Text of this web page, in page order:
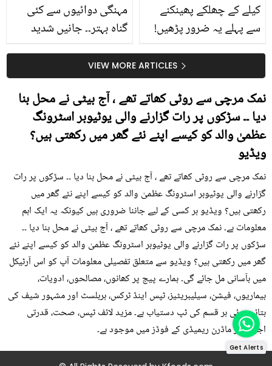
مہنگی دوائیوں سے کئی
گناہ بہتر۔۔ جانیں شدید
کیوں کھانا چاہیے؟
کیلے کے چھلکے پھینکنے
سے پہلے یہ ضرور پڑھیں!
سستا اور قدرتی حلVIEW MORE ARTICLES
نمک مرچی سے روٹی کھاتے تھے ، آج بیٹی نے محل بنا
دیا ۔۔ سڑکوں پر رات گزارنے والی یوٹیوبر اسٹرونگ
عظمیٰ والد کو کیسے اپنے نئے گھر میں رکھتی ہیں؟
ویڈیو
نمک مرچی سے روٹی کھاتے تھے ، آج بیٹی نے محل بنا دیا ۔۔ سڑکوں پر رات
گزارنے والی یوٹیوبر اسٹرونگ عظمیٰ والد کو کیسے اپنے نئے گھر میں
رکھتی ہیں؟ ویڈیو ہر کسی کے لیے جاننا ضروری ہیں کیونکہ یہ ایک اہم
معلومات ہے۔ نمک مرچی سے روٹی کھاتے تھے ، آج بیٹی نے محل بنا دیا ۔۔
سڑکوں پر رات گزارنے والی یوٹیوبر اسٹرونگ عظمیٰ والد کو کیسے اپنے نئے
گھر میں رکھتی ہیں؟ ویڈیو سے متعلق تفصیلی معلومات آپ کو اس آرٹیکل
میں بآسانی مل جائے گی۔ ہمارے پیج پر کھانوں، مصالحوں، ادویات،
بیماریوں، فیشن، سیلیبریٹیز، ٹپس اینڈ ٹرکس، ہربلسٹ اور مشہور شیف کی
بتائی ہوئی ہر قسم کی ٹپ دستیاب ہے۔ مزید لائف ٹپس، صحت، قدرتی
اجزاء اور ماڈرن ریمیڈی کے فوڈز میں موجود ہے۔
Get Alerts